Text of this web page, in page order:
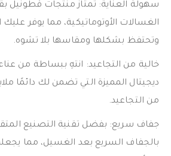
سهولة العناية: تمتاز منتجات قطونيل
الغسالات الأوتوماتيكية، مما يوفر
وتحتفظ بشكلها ومقاسها بلا تشوه.
خالية من التجاعيد: انتهِ ببساطة من
ديجيتال المميزة التي تضمن لك دائمًا
من التجاعيد.
جفاف سريع: بفضل تقنية التصنيع
بالجفاف السريع بعد الغسيل، مما